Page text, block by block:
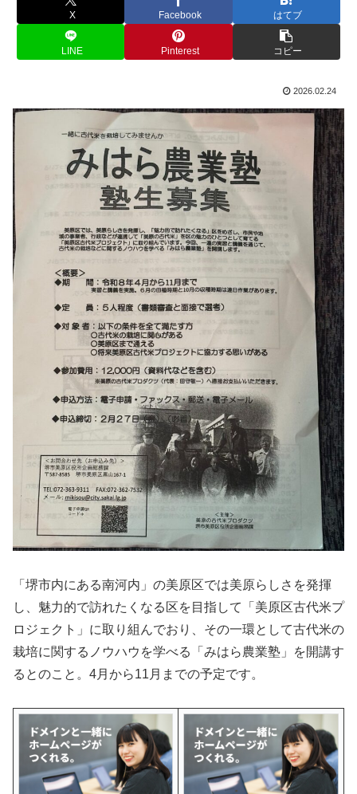
X Facebook はてブ
LINE Pinterest コピー
2026.02.24
「堺市内にある南河内」の美原区では美原らしさを発揮
し、魅力的で訪れたくなる区を目指して「美原区古代米プ
ロジェクト」に取り組んでおり、その一環として古代米の
栽培に関するノウハウを学べる「みはら農業塾」を開講す
るとのこと。4月から11月までの予定です。